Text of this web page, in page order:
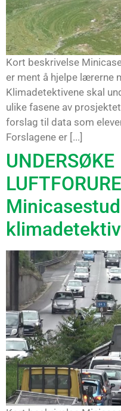
Kort beskrivelse
er ment å hjelpe lærerne
Klimadetektivene skal
ulike fasene av
forslag til data som
Forslagene er [...]
UNDERSØKE